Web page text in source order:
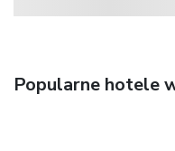
Popularne hotele